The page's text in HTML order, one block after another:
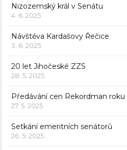
Nizozemský král v Senátu
4. 6. 2025
Návštěva Kardašovy Řečice
3. 6. 2025
20 let Jihočeské ZZS
28. 5. 2025
Předávání cen Rekordman roku
27. 5. 2025
Setkání emeritních senátorů
26. 5. 2025